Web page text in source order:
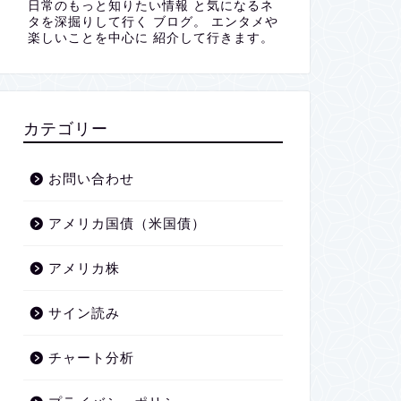
日常のもっと知りたい情報 と気になるネ
タを深掘りして行く ブログ。 エンタメや
楽しいことを中心に 紹介して行きます。
カテゴリー
お問い合わせ
アメリカ国債（米国債）
アメリカ株
サイン読み
チャート分析